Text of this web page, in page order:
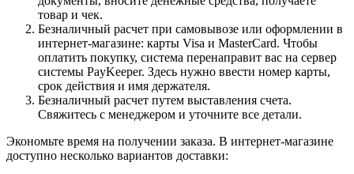
товар и чек.
Безналичный расчет при самовывозе или оформлении в
интернет-магазине: карты Visa и MasterCard. Чтобы
оплатить покупку, система перенаправит вас на сервер
системы PayKeeper. Здесь нужно ввести номер карты,
срок действия и имя держателя.
Безналичный расчет путем выставления счета.
Свяжитесь с менеджером и уточните все детали.
Экономьте время на получении заказа. В интернет-магазине
доступно несколько вариантов доставки: